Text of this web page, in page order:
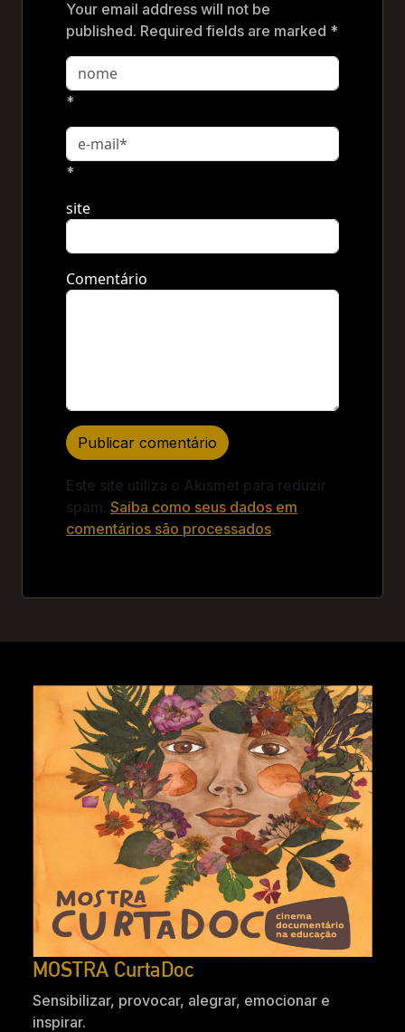
Your email address will not be
published. Required fields are marked *
*
*
site
Comentário
Este site utiliza o Akismet para reduzir
spam. Saiba como seus dados em
comentários são processados
MOSTRA CurtaDoc
Sensibilizar, provocar, alegrar, emocionar e
inspirar.